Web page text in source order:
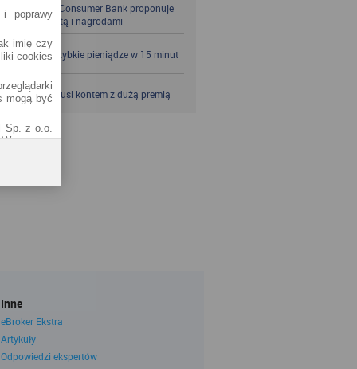
Santander Consumer Bank proponuje
jesień z kartą i nagrodami
SKOK po szybkie pieniądze w 15 minut
VeloBank kusi kontem z dużą premią
Inne
eBroker Ekstra
Artykuły
Odpowiedzi ekspertów
poprawy
imię czy
cookies
mogą być
Sp. z o.o.
adresem
do
141), ul.
81, oraz